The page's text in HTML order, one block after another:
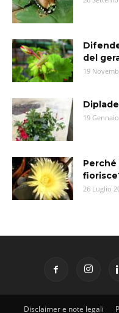
del
19
19
Perché
26 Luglio
Disclaimer e note legali